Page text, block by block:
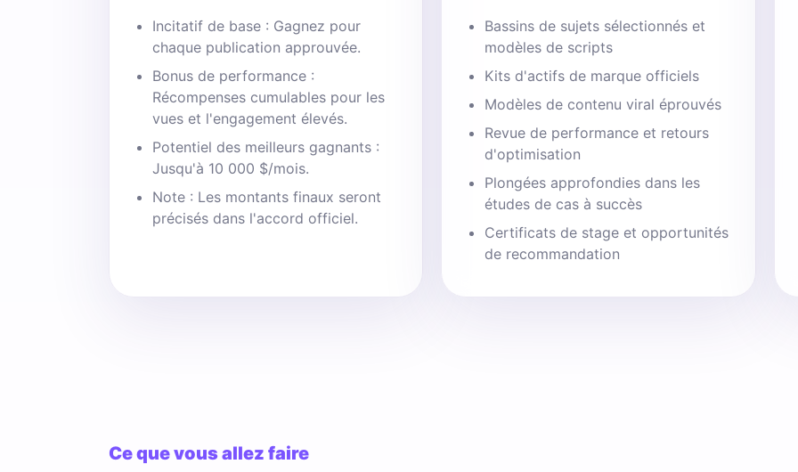
Incitatif de base : Gagnez pour
chaque publication approuvée.
Bonus de performance :
Récompenses cumulables pour les
vues et l'engagement élevés.
Potentiel des meilleurs gagnants :
Jusqu'à 10 000 $/mois.
Note : Les montants finaux seront
précisés dans l'accord officiel.
Bassins de sujets sélectionnés et
modèles de scripts
Kits d'actifs de marque officiels
Modèles de contenu viral éprouvés
Revue de performance et retours
d'optimisation
Plongées approfondies dans les
études de cas à succès
Certificats de stage et opportunités
de recommandation
Ce que vous allez faire